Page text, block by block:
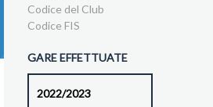
Codice del Club
Codice FIS
GARE EFFETTUATE